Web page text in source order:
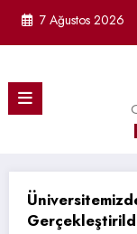
7 Ağustos 2026